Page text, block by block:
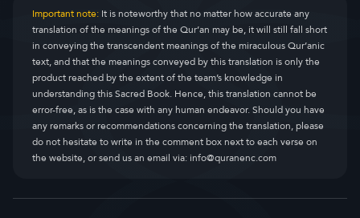
Important note:It is noteworthy that no matter how accurate any
translation of the meanings of the Qur’an may be, it will still fall short
in conveying the transcendent meanings of the miraculous Qur’anic
text, and that the meanings conveyed by this translation is only the
product reached by the extent of the team’s knowledge in
understanding this Sacred Book. Hence, this translation cannot be
error-free, as is the case with any human endeavor. Should you have
any remarks or recommendations concerning the translation, please
do not hesitate to write in the comment box next to each verse on
the website, or send us an email via:info@quranenc.com